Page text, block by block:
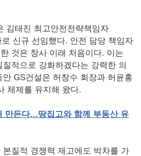
김태진 최고안전전략책임자
신규 선임했다. 안전 담당 책임자
것은 창사 이래 처음이다. 이는
적으로 강화하겠다는 강력한 의
GS건설은 허창수 회장과 허윤홍
체제를 유지해 왔다.
만든다…땅집고와 함께 부동산 유
질적 경쟁력 제고에도 박차를 가